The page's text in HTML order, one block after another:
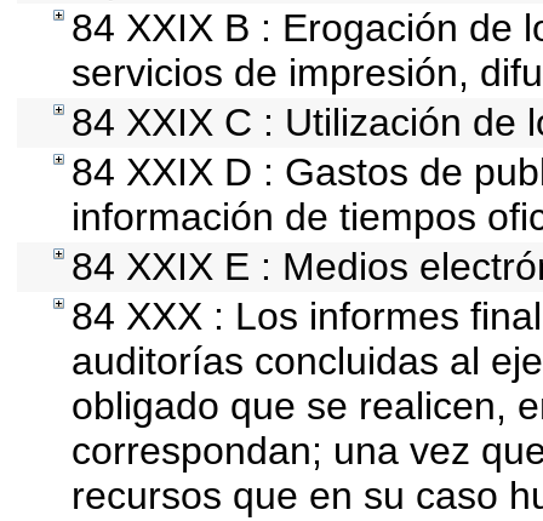
84 XXIX B : Erogación de
servicios de impresión,
84 XXIX C : Utilización de
84 XXIX D : Gastos de
información de tiempos
84 XXIX E : Medios
84 XXX : Los informes
auditorías concluidas al
obligado que se realicen,
correspondan; una vez
recursos que en su caso